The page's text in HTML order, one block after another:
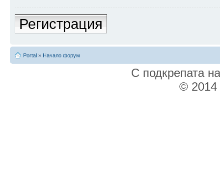
Регистрация
Portal » Начало форум
С подкрепата
© 2014